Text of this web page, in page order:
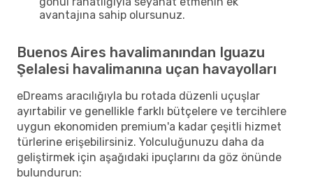
avantajına sahip olursunuz.
Buenos Aires havalimanından Iguazu
Şelalesi havalimanına uçan havayolları
eDreams aracılığıyla bu rotada düzenli uçuşlar
ayırtabilir ve genellikle farklı bütçelere ve tercihlere
uygun ekonomiden premium'a kadar çeşitli hizmet
türlerine erişebilirsiniz. Yolculuğunuzu daha da
geliştirmek için aşağıdaki ipuçlarını da göz önünde
bulundurun: